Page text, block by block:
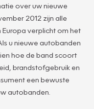
over uw nieuwe
2012 zijn alle
verplicht om het
u nieuwe autobanden
hoe de band scoort
brandstofgebruik en
een bewuste
autobanden.